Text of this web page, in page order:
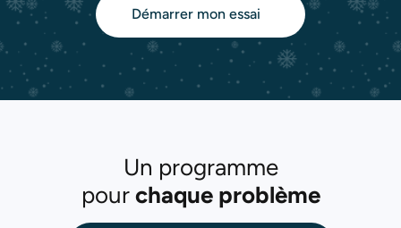
Démarrer mon essai
Un programme
pourchaque problème